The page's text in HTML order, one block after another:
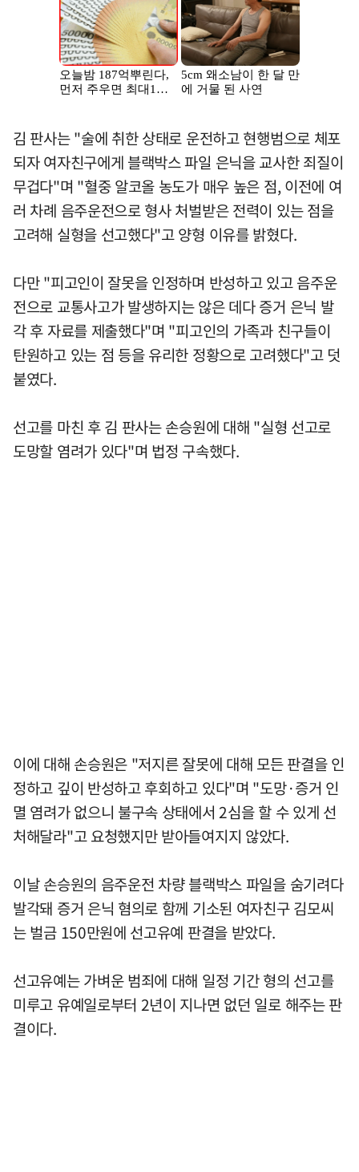
김 판사는 "술에 취한 상태로 운전하고 현행범으로 체포
되자 여자친구에게 블랙박스 파일 은닉을 교사한 죄질이
무겁다"며 "혈중 알코올 농도가 매우 높은 점, 이전에 여
러 차례 음주운전으로 형사 처벌받은 전력이 있는 점을
고려해 실형을 선고했다"고 양형 이유를 밝혔다.
다만 "피고인이 잘못을 인정하며 반성하고 있고 음주운
전으로 교통사고가 발생하지는 않은 데다 증거 은닉 발
각 후 자료를 제출했다"며 "피고인의 가족과 친구들이
탄원하고 있는 점 등을 유리한 정황으로 고려했다"고 덧
붙였다.
선고를 마친 후 김 판사는 손승원에 대해 "실형 선고로
도망할 염려가 있다"며 법정 구속했다.
이에 대해 손승원은 "저지른 잘못에 대해 모든 판결을 인
정하고 깊이 반성하고 후회하고 있다"며 "도망·증거 인
멸 염려가 없으니 불구속 상태에서 2심을 할 수 있게 선
처해달라"고 요청했지만 받아들여지지 않았다.
이날 손승원의 음주운전 차량 블랙박스 파일을 숨기려다
발각돼 증거 은닉 혐의로 함께 기소된 여자친구 김모씨
는 벌금 150만원에 선고유예 판결을 받았다.
선고유예는 가벼운 범죄에 대해 일정 기간 형의 선고를
미루고 유예일로부터 2년이 지나면 없던 일로 해주는 판
결이다.